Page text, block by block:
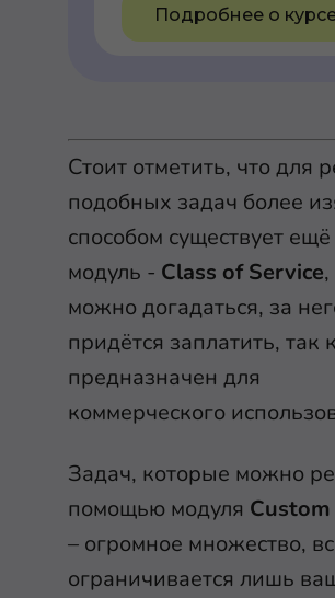
Подробнее о
Стоит отметить, что для
подобных задач более
способом существует
модуль - Class of Service
можно догадаться, за
придётся заплатить, так
предназначен для
коммерческого
Задач, которые можно
помощью модуля
– огромное множество,
ограничивается лишь